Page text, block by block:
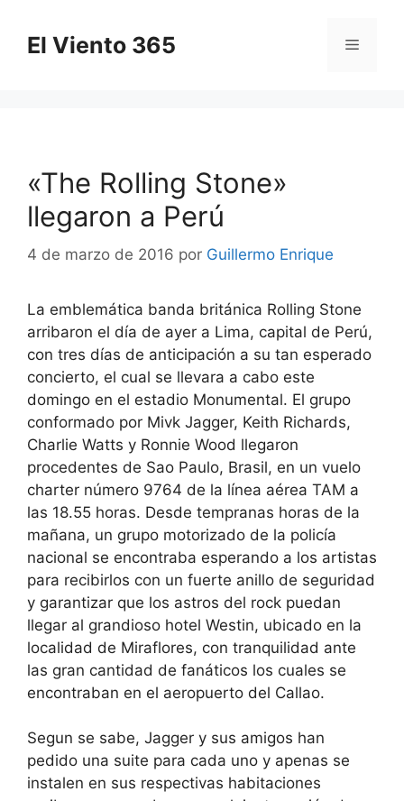
contenido
El Viento 365 Menú
«The Rolling Stone»
llegaron a Perú
4 de marzo de 2016 por Guillermo Enrique
La emblemática banda británica Rolling Stone
arribaron el día de ayer a Lima, capital de Perú,
con tres días de anticipación a su tan esperado
concierto, el cual se llevara a cabo este
domingo en el estadio Monumental. El grupo
conformado por Mivk Jagger, Keith Richards,
Charlie Watts y Ronnie Wood llegaron
procedentes de Sao Paulo, Brasil, en un vuelo
charter número 9764 de la línea aérea TAM a
las 18.55 horas. Desde tempranas horas de la
mañana, un grupo motorizado de la policía
nacional se encontraba esperando a los artistas
para recibirlos con un fuerte anillo de seguridad
y garantizar que los astros del rock puedan
llegar al grandioso hotel Westin, ubicado en la
localidad de Miraflores, con tranquilidad ante
las gran cantidad de fanáticos los cuales se
encontraban en el aeropuerto del Callao.
Segun se sabe, Jagger y sus amigos han
pedido una suite para cada uno y apenas se
instalen en sus respectivas habitaciones